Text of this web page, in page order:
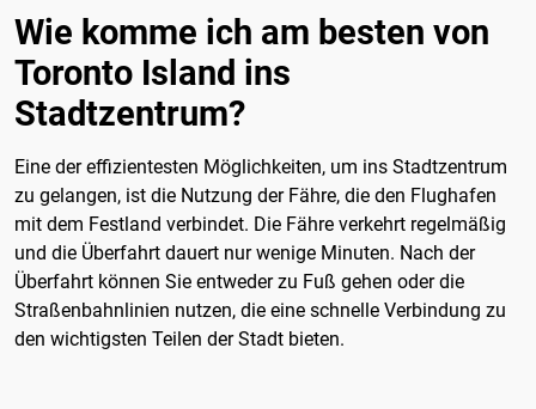
Wie komme ich am besten von
Toronto Island ins
Stadtzentrum?
Eine der effizientesten Möglichkeiten, um ins Stadtzentrum
zu gelangen, ist die Nutzung der Fähre, die den Flughafen
mit dem Festland verbindet. Die Fähre verkehrt regelmäßig
und die Überfahrt dauert nur wenige Minuten. Nach der
Überfahrt können Sie entweder zu Fuß gehen oder die
Straßenbahnlinien nutzen, die eine schnelle Verbindung zu
den wichtigsten Teilen der Stadt bieten.